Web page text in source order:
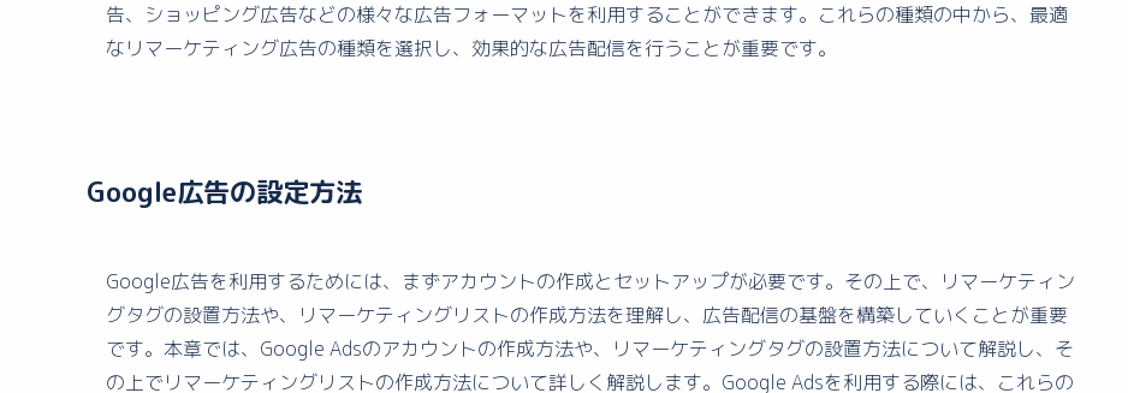
告、ショッピング広告などの様々な広告フォーマットを利用することができます。これらの種類の中から、最適
なリマーケティング広告の種類を選択し、効果的な広告配信を行うことが重要です。
Google広告の設定方法
Google広告を利用するためには、まずアカウントの作成とセットアップが必要です。その上で、リマーケティン
グタグの設置方法や、リマーケティングリストの作成方法を理解し、広告配信の基盤を構築していくことが重要
です。本章では、Google Adsのアカウントの作成方法や、リマーケティングタグの設置方法について解説し、そ
の上でリマーケティングリストの作成方法について詳しく解説します。Google Adsを利用する際には、これらの